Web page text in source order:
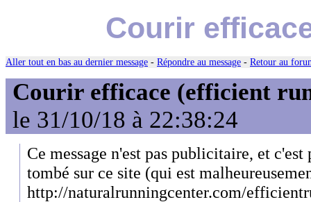
Courir
Aller tout en bas au dernier message - Répondre au message - Retour au
Courir efficace (efficient
le 31/10/18 à 22:38:24
Ce message n'est pas publicitaire, et c'est
tombé sur ce site (qui est
http://naturalrunningcenter.com/